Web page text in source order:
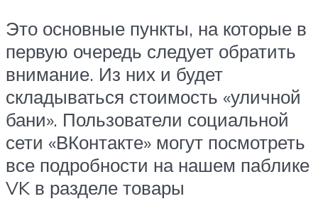
Это основные пункты, на которые в
первую очередь следует обратить
внимание. Из них и будет
складываться стоимость «уличной
бани». Пользователи социальной
сети «ВКонтакте» могут посмотреть
все подробности на нашем паблике
VK в разделе товары